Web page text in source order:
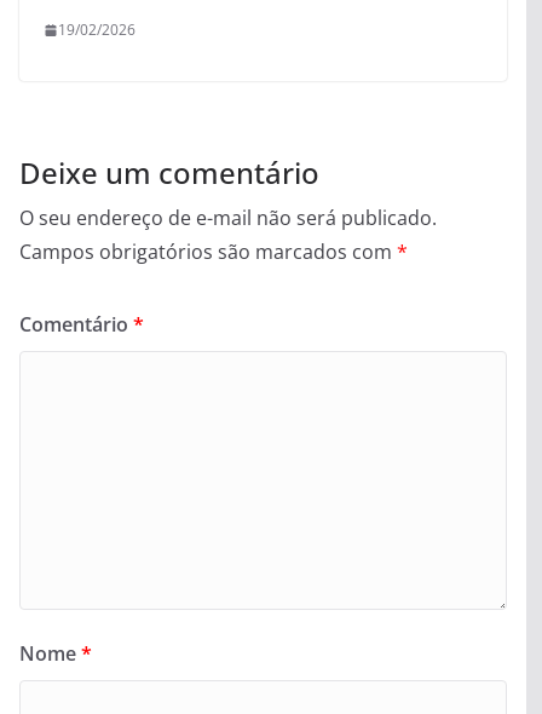
19/02/2026
Deixe um comentário
O seu endereço de e-mail não será publicado.
Campos obrigatórios são marcados com *
Comentário *
Nome*